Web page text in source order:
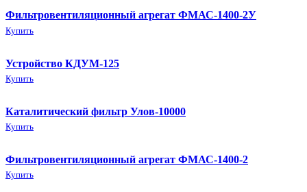
Фильтровентиляционный агрегат ФМАС-1400-2У
Купить
Устройство КДУМ-125
Купить
Каталитический фильтр Улов-10000
Купить
Фильтровентиляционный агрегат ФМАС-1400-2
Купить